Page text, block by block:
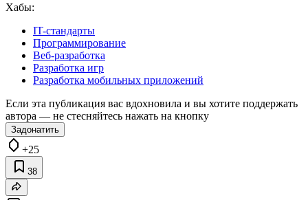
Хабы:
IT-стандарты
Программирование
Веб-разработка
Разработка игр
Разработка мобильных приложений
Если эта публикация вас вдохновила и вы хотите поддержать
автора — не стесняйтесь нажать на кнопку
Задонатить
+25
38